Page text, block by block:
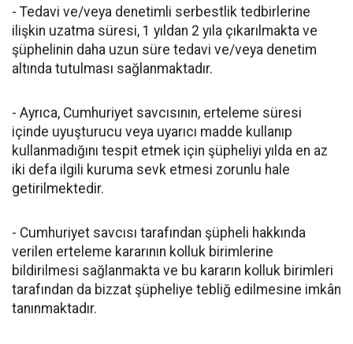
- Tedavi ve/veya denetimli serbestlik tedbirlerine
ilişkin uzatma süresi, 1 yıldan 2 yıla çıkarılmakta ve
şüphelinin daha uzun süre tedavi ve/veya denetim
altında tutulması sağlanmaktadır.
- Ayrıca, Cumhuriyet savcısının, erteleme süresi
içinde uyuşturucu veya uyarıcı madde kullanıp
kullanmadığını tespit etmek için şüpheliyi yılda en az
iki defa ilgili kuruma sevk etmesi zorunlu hale
getirilmektedir.
- Cumhuriyet savcısı tarafından şüpheli hakkında
verilen erteleme kararının kolluk birimlerine
bildirilmesi sağlanmakta ve bu kararın kolluk birimleri
tarafından da bizzat şüpheliye tebliğ edilmesine imkân
tanınmaktadır.